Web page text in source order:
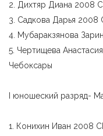
2. Дихтяр Диана
3. Садкова Дарья
4. Мубаракзянова
5. Чертищева
Чебоксары
I юношеский разряд-
1. Конихин Иван 2008